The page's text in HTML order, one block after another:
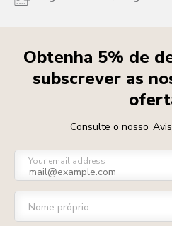
Obtenha 5% de
subscrever as
Consulte o nosso
Your email address
Nome próprio